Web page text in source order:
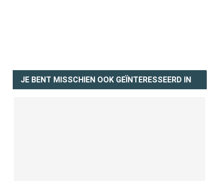
JE BENT MISSCHIEN OOK GEÏNTERESSEERD IN